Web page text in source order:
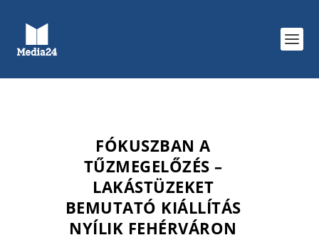
FÓKUSZBAN A
TŰZMEGELŐZÉS –
LAKÁSTÜZEKET
BEMUTATÓ KIÁLLÍTÁS
NYÍLIK FEHÉRVÁRON